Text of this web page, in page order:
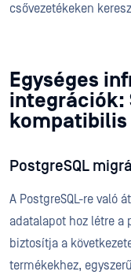
csővezetékeken
Egységes
integrációk:
kompatibilis
PostgreSQL
A PostgreSQL-re való
adatalapot hoz létre a
biztosítja a
termékekhez,